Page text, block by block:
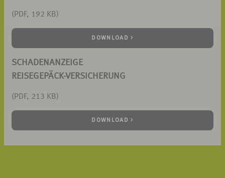
(PDF, 192 KB)
DOWNLOAD >
SCHADENANZEIGE
REISEGEPÄCK-VERSICHERUNG
(PDF, 213 KB)
DOWNLOAD >